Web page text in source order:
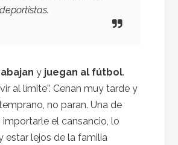
y juegan al fútbol.
al límite”. Cenan muy tarde y
no paran. Una de
importarle el cansancio, lo
estar lejos de la familia